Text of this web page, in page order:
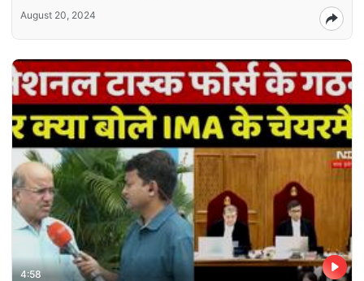
August 20, 2024
4:58